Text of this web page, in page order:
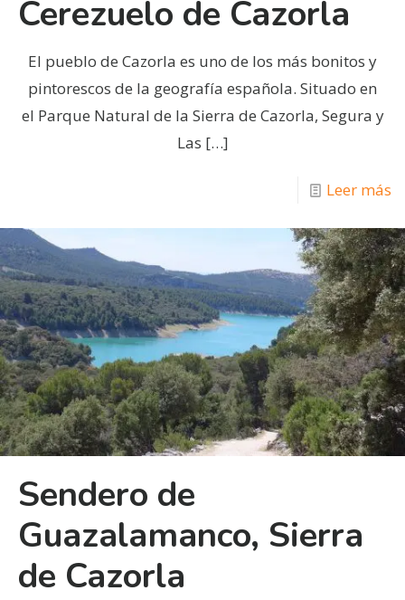
Cerezuelo de Cazorla
El pueblo de Cazorla es uno de los más bonitos y
pintorescos de la geografía española. Situado en
el Parque Natural de la Sierra de Cazorla, Segura y
Las […]
Leer más
Sendero de
Guazalamanco, Sierra
de Cazorla